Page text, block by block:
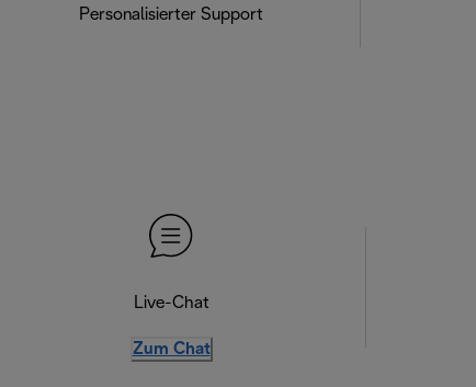
Personalisierter Support
Live-Chat
Zum Chat